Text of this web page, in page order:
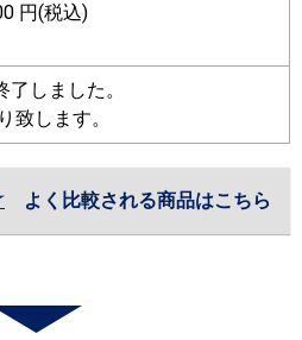
円(税込)
しました。
致します。
よく比較される商品はこちら